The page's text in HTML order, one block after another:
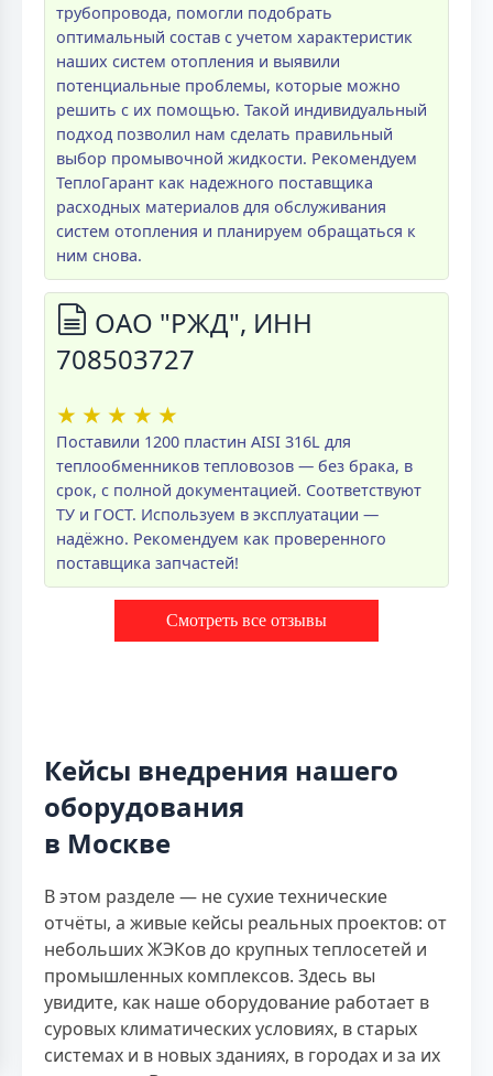
трубопровода, помогли подобрать
оптимальный состав с учетом характеристик
наших систем отопления и выявили
потенциальные проблемы, которые можно
решить с их помощью. Такой индивидуальный
подход позволил нам сделать правильный
выбор промывочной жидкости. Рекомендуем
ТеплоГарант как надежного поставщика
расходных материалов для обслуживания
систем отопления и планируем обращаться к
ним снова.
ОАО "РЖД", ИНН
708503727
★ ★ ★ ★ ★
Поставили 1200 пластин AISI 316L для
теплообменников тепловозов — без брака, в
срок, с полной документацией. Соответствуют
ТУ и ГОСТ. Используем в эксплуатации —
надёжно. Рекомендуем как проверенного
поставщика запчастей!
Смотреть все отзывы
Кейсы внедрения нашего
оборудования
в Москве
В этом разделе — не сухие технические
отчёты, а живые кейсы реальных проектов: от
небольших ЖЭКов до крупных теплосетей и
промышленных комплексов. Здесь вы
увидите, как наше оборудование работает в
суровых климатических условиях, в старых
системах и в новых зданиях, в городах и за их